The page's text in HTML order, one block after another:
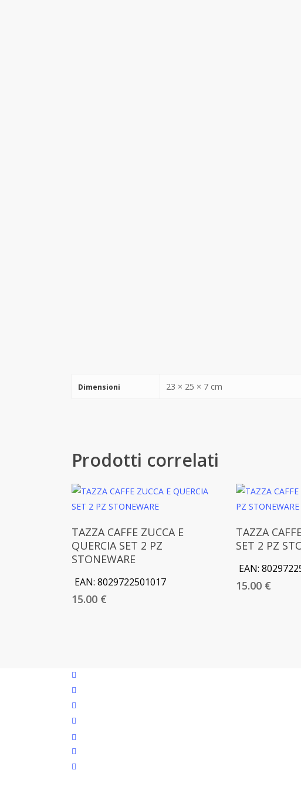
Dimensioni 23 × 25 × 7 cm
Prodotti correlati
Aggiungi Al Carrello
TAZZA CAFFE ZUCCA E
QUERCIA SET 2 PZ
STONEWARE
EAN: 8029722501017
15.00 €
TAZZA
SET 2 PZ
EAN:
15.00 €
facebook
google-
plus
instagram
whatsapp
tiktok
phone
email